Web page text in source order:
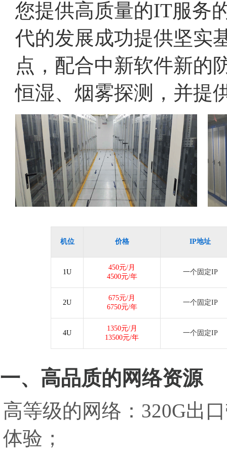
您提供高质量的IT服务
代的发展成功提供坚实
点，配合中新软件新的
恒湿、烟雾探测，并提
机位 价格 IP地址
1U
450元/月
4500元/年
一个固定IP
2U
675元/月
6750元/年
一个固定IP
4U
1350元/月
13500元/年
一个固定IP
一、高品质的网络资源
高等级的网络：320G出
体验；